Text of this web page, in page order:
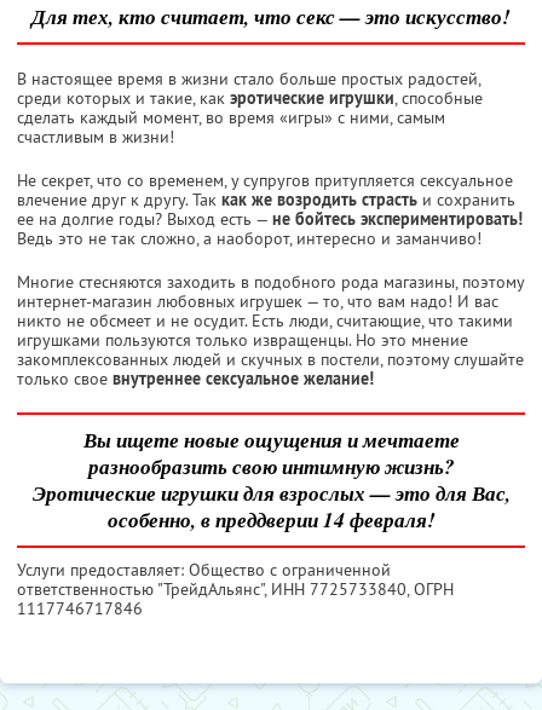
Для тех, кто считает, что секс — это искусство!
В настоящее время в жизни стало больше простых радостей,
среди которых и такие, как эротические игрушки, способные
сделать каждый момент, во время «игры» с ними, самым
счастливым в жизни!
Не секрет, что со временем, у супругов притупляется сексуальное
влечение друг к другу. Так как же возродить страсть и сохранить
ее на долгие годы? Выход есть — не бойтесь экспериментировать!
Ведь это не так сложно, а наоборот, интересно и заманчиво!
Многие стесняются заходить в подобного рода магазины, поэтому
интернет-магазин любовных игрушек — то, что вам надо! И вас
никто не обсмеет и не осудит. Есть люди, считающие, что такими
игрушками пользуются только извращенцы. Но это мнение
закомплексованных людей и скучных в постели, поэтому слушайте
только свое внутреннее сексуальное желание!
Вы ищете новые ощущения и мечтаете
разнообразить свою интимную жизнь?
Эротические игрушки для взрослых — это для Вас,
особенно, в преддверии 14 февраля!
Услуги предоставляет: Общество с ограниченной
ответственностью "ТрейдАльянс", ИНН 7725733840, ОГРН
1117746717846